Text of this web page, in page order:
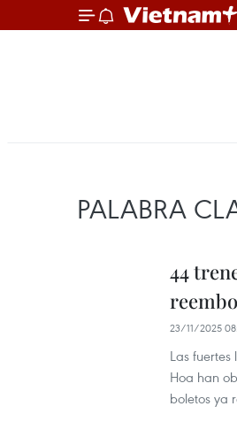
PALABRA
44
23/11/2025
Las
Hoa han
boletos ya